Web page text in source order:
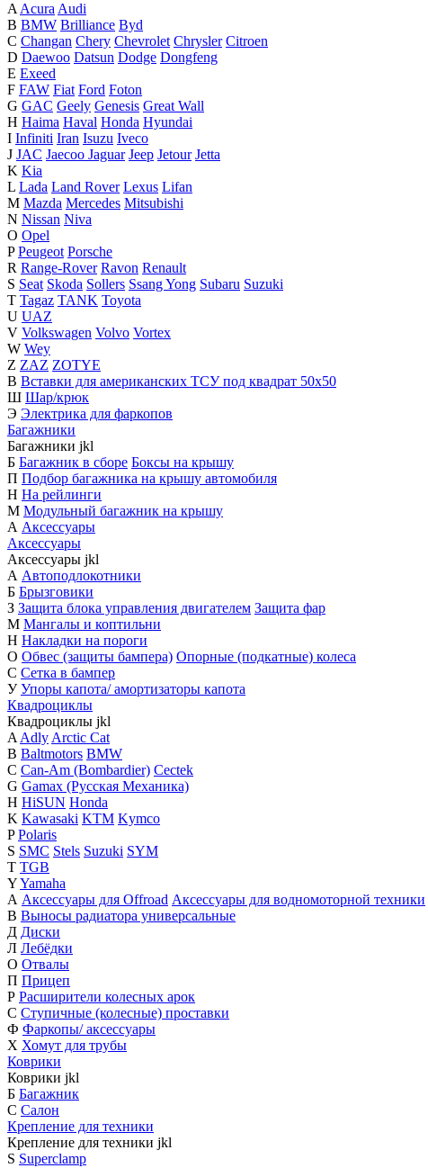
AAcuraAudi
B BMW Brilliance Byd
C Changan Chery Chevrolet Chrysler Citroen
D Daewoo Datsun Dodge Dongfeng
E Exeed
F FAW Fiat Ford Foton
G GAC Geely Genesis Great Wall
H Haima Haval Honda Hyundai
I Infiniti Iran Isuzu Iveco
J JAC Jaecoo Jaguar Jeep Jetour Jetta
K Kia
L Lada Land Rover Lexus Lifan
M Mazda Mercedes Mitsubishi
N Nissan Niva
O Opel
P Peugeot Porsche
R Range-Rover Ravon Renault
S Seat Skoda Sollers Ssang Yong Subaru Suzuki
T Tagaz TANK Toyota
U UAZ
V Volkswagen Volvo Vortex
W Wey
Z ZAZ ZOTYE
В Вставки для американских ТСУ под квадрат 50х50
Ш Шар/крюк
Э Электрика для фаркопов
Багажники
Багажники jkl
Б Багажник в сборе Боксы на крышу
П Подбор багажника на крышу автомобиля
Н На рейлинги
М Модульный багажник на крышу
А Аксессуары
Аксессуары
Аксессуары jkl
А Автоподлокотники
Б Брызговики
З Защита блока управления двигателем Защита фар
М Мангалы и коптильни
Н Накладки на пороги
О Обвес (защиты бампера) Опорные (подкатные) колеса
С Сетка в бампер
У Упоры капота/ амортизаторы капота
Квадроциклы
Квадроциклы jkl
AAdlyArctic Cat
B Baltmotors BMW
C Can-Am (Bombardier) Cectek
G Gamax (Русская Механика)
H HiSUN Honda
K Kawasaki KTM Kymco
P Polaris
S SMC Stels Suzuki SYM
T TGB
YYamaha
А Аксессуары для Offroad Аксессуары для водномоторной техники
В Выносы радиатора универсальные
Д Диски
Л Лебёдки
О Отвалы
П Прицеп
Р Расширители колесных арок
С Ступичные (колесные) проставки
Ф Фаркопы/ аксессуары
Х Хомут для трубы
Коврики
Коврики jkl
Б Багажник
С Салон
Крепление для техники
Крепление для техники jkl
S Superclamp